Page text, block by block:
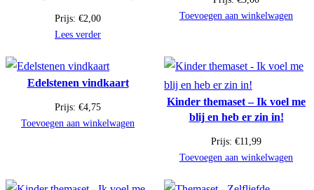
Prijs: €2,00
Lees verder
Toevoegen aan winkelwagen
Edelstenen vindkaart
Prijs: €4,75
Toevoegen aan winkelwagen
Kinder themaset – Ik voel me
blij en heb er zin in!
Prijs: €11,99
Toevoegen aan winkelwagen